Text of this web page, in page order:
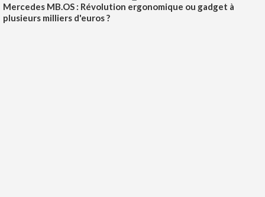
Mercedes MB.OS : Révolution ergonomique ou gadget à
plusieurs milliers d'euros ?